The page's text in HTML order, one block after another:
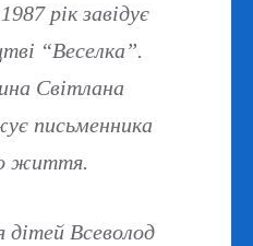
рік завідує
“Веселка”.
Світлана
письменника
життя.
дітей Всеволод